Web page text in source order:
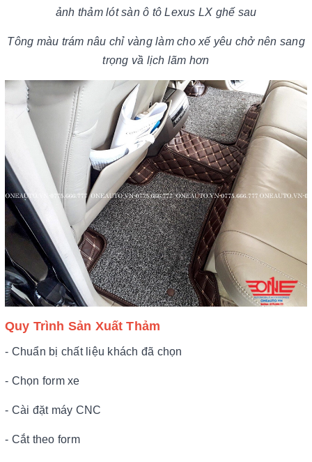
ảnh thảm lót sàn ô tô Lexus LX ghế sau
Tông màu trám nâu chỉ vàng làm cho xế yêu chở nên sang
trọng vầ lịch lãm hơn
Quy Trình Sản Xuất Thảm
- Chuẩn bị chất liệu khách đã chọn
- Chọn form xe
- Cài đặt máy CNC
- Cắt theo form